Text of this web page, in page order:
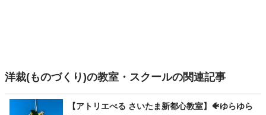
洋裁(ものづくり)の教室・スクールの関連記事
【アトリエべる さいたま新都心教室】🐠ゆらゆら